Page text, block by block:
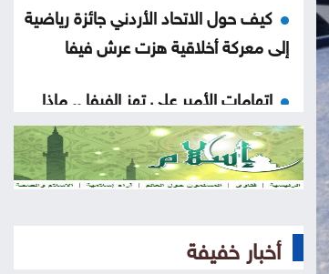
كيف حول الاتحاد الأردني جائزة رياضية
إلى معركة أخلاقية هزت عرش فيفا
اتهامات الأمير علي تهز الفيفا .. ماذا
قالت الصحافة العالمية عن إنفانتينو؟
إسبانيا تسعى لاستضافة نهائي
أخبار خفيفة